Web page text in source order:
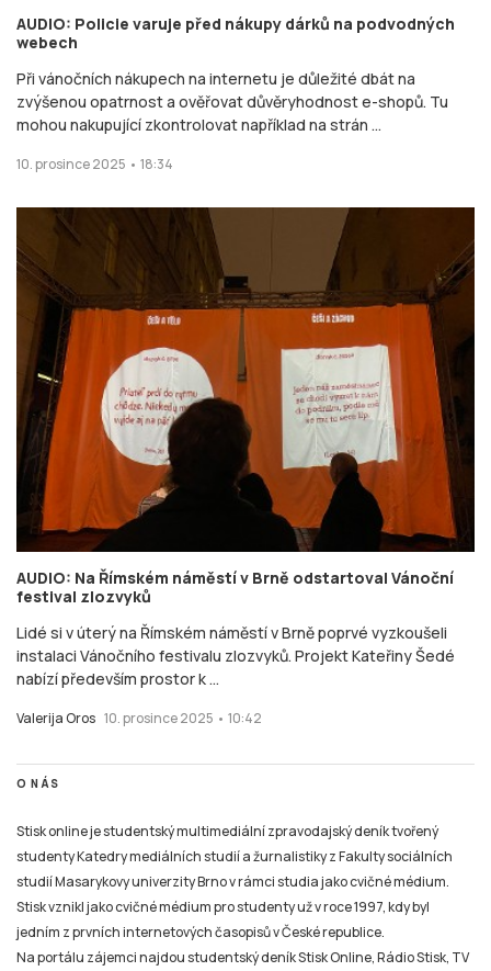
AUDIO: Policie varuje před nákupy dárků na podvodných
webech
Při vánočních nákupech na internetu je důležité dbát na
zvýšenou opatrnost a ověřovat důvěryhodnost e-shopů. Tu
mohou nakupující zkontrolovat například na strán ...
10. prosince 2025 • 18:34
AUDIO: Na Římském náměstí v Brně odstartoval Vánoční
festival zlozvyků
Lidé si v úterý na Římském náměstí v Brně poprvé vyzkoušeli
instalaci Vánočního festivalu zlozvyků. Projekt Kateřiny Šedé
nabízí především prostor k ...
Valerija Oros 10. prosince 2025 • 10:42
O NÁS
Stisk online je studentský multimediální zpravodajský deník tvořený
studenty Katedry mediálních studií a žurnalistiky z Fakulty sociálních
studií Masarykovy univerzity Brno v rámci studia jako cvičné médium.
Stisk vznikl jako cvičné médium pro studenty už v roce 1997, kdy byl
jedním z prvních internetových časopisů v České republice.
Na portálu zájemci najdou studentský deník Stisk Online, Rádio Stisk, TV